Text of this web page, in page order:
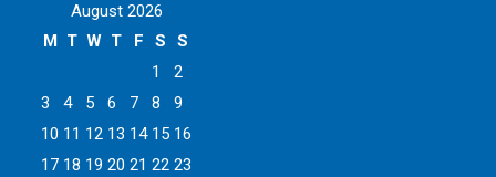
August 2026
M T W T F S
S
1
2
3
4 5 6 7 8
9
10 11 12 13 14 15 16
17 18 19 20 21 22 23